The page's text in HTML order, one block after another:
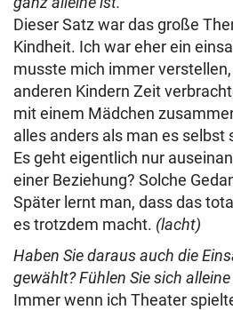
Dieser Satz war das große
Kindheit. Ich war eher ein
musste mich immer
anderen Kindern Zeit
mit einem Mädchen
alles anders als man es selbst
Es geht eigentlich nur
einer Beziehung? Solche
Später lernt man, dass das
es trotzdem macht. (lacht)
Haben Sie daraus auch die
gewählt? Fühlen Sie sich
Immer wenn ich Theater